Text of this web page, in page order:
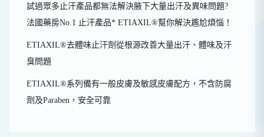
試過眾多止汗產品都無法解決腋下大量出汗及異味問題?
法國藥房No.1 止汗產品* ETIAXIL®幫你解決尷尬煩惱！
ETIAXIL®去體味止汗劑從根源改善大量出汗、體味及汗
臭問題
ETIAXIL®系列備有一般皮膚及敏感皮膚配方，不含防腐
劑及Paraben，安全可靠